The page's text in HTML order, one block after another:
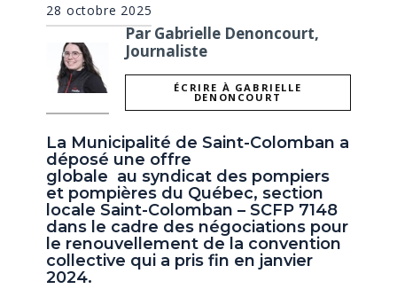
28 octobre 2025
Par Gabrielle Denoncourt,
Journaliste
ÉCRIRE À GABRIELLE
DENONCOURT
La Municipalité de Saint-Colomban a
déposé une offre
globale au syndicat des pompiers
et pompières du Québec, section
locale Saint-Colomban – SCFP 7148
dans le cadre des négociations pour
le renouvellement de la convention
collective qui a pris fin en janvier
2024.